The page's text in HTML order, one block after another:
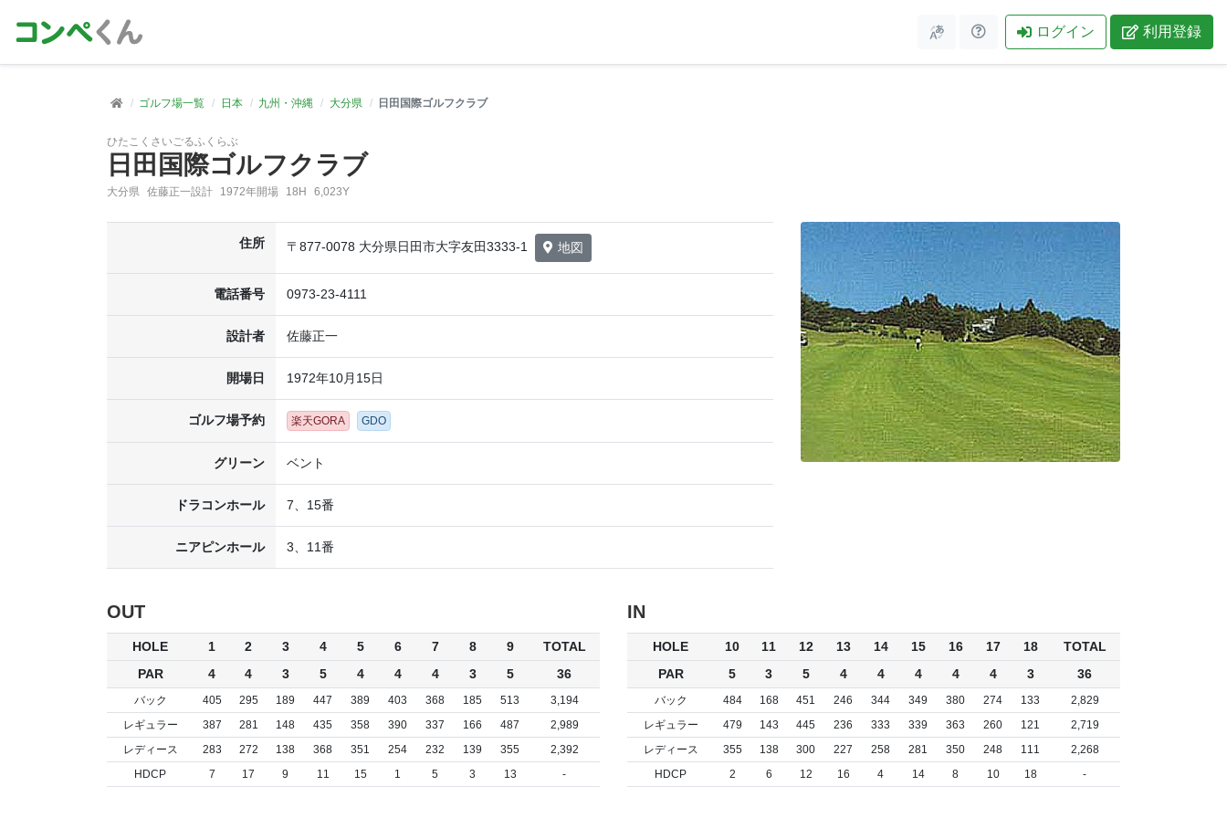
ログイン 利用登録
ゴルフ場一覧 日本 九州・沖縄 大分県 日田国際ゴルフクラブ
ひたこくさいごるふくらぶ
日田国際ゴルフクラブ
大分県 佐藤正一設計 1972年開場 18H 6,023Y
住所 〒877-0078 大分県日田市大字友田3333-1 地図
電話番号 0973-23-4111
設計者 佐藤正一
開場日 1972年10月15日
ゴルフ場予約 楽天GORA GDO
グリーン ベント
ドラコンホール 7、15番
ニアピンホール 3、11番
OUT
HOLE 1 2 3 4 5 6 7 8 9
TOTAL
PAR
4 4 3 5 4 4 4 3 5 36
バック 405 295 189 447 389 403 368 185 513
3,194
レギュラー
387 281 148 435 358 390 337 166 487
2,989
レディース
283 272 138 368 351 254 232 139 355
2,392
HDCP
7 17 9 11 15 1 5 3 13 -
IN
HOLE 10 11 12 13 14 15 16 17 18
TOTAL
PAR
5 3 5 4 4 4 4 4 3 36
バック 484 168 451 246 344 349 380 274 133
2,829
レギュラー
479 143 445 236 333 339 363 260 121
2,719
レディース
355 138 300 227 258 281 350 248 111
2,268
HDCP
2 6 12 16 4 14 8 10 18 -